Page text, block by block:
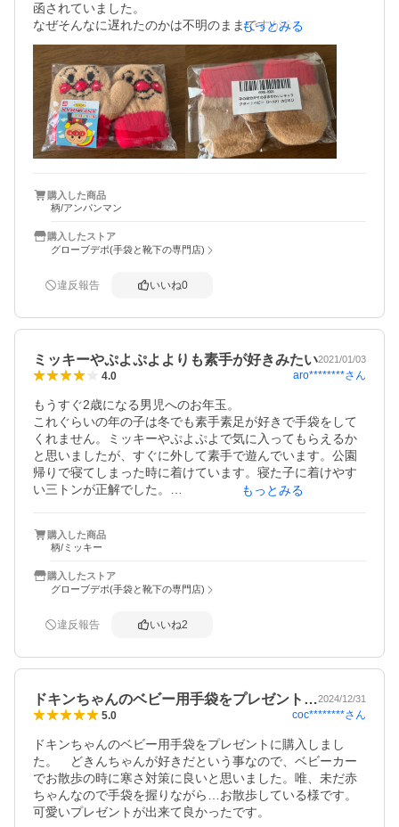
函されていました。
なぜそんなに遅れたのかは不明のままですが今回は発送も
すぐにして頂いたのにも関わらずヤマト運輸が理由で到着
が1週間も遅れて残念でした
寒くなってきたからすぐに子どもに買って届く事を伝えて
いただけに。
商品は思っていた通りの可愛い手袋でした。
もっとみる
購入した商品
柄/アンパンマン
購入したストア
グローブデポ(手袋と靴下の専門店)
違反報告 いいね0
ミッキーやぷよぷよよりも素手が好きみたい2021/01/03
4.0 aro********さん
もうすぐ2歳になる男児へのお年玉。
これぐらいの年の子は冬でも素手素足が好きで手袋をして
くれません。ミッキーやぷよぷよで気に入ってもらえるか
と思いましたが、すぐに外して素手で遊んでいます。公園
帰りで寝てしまった時に着けています。寝た子に着けやす
い三トンが正解でした。
もっとみる
購入した商品
柄/ミッキー
購入したストア
グローブデポ(手袋と靴下の専門店)
違反報告 いいね2
ドキンちゃんのベビー用手袋をプレゼント…2024/12/31
5.0 coc********さん
ドキンちゃんのベビー用手袋をプレゼントに購入しまし
た。　どきんちゃんが好きだという事なので、ベビーカー
でお散歩の時に寒さ対策に良いと思いました。唯、未だ赤
ちゃんなので手袋を握りながら…お散歩している様です。
可愛いプレゼントが出来て良かったです。